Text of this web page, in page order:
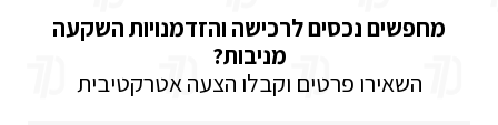
מחפשים נכסים לרכישה והזדמנויות השקעה
מניבות?
השאירו פרטים וקבלו הצעה אטרקטיבית